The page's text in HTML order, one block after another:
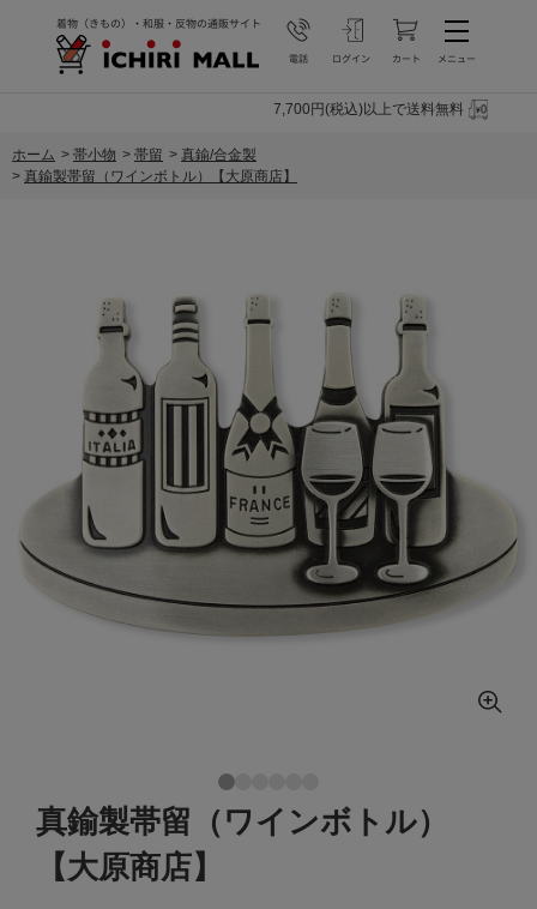
7,700円(税込)以上で送料無料
ホーム > 帯小物 > 帯留 > 真鍮/合金製
> 真鍮製帯留（ワインボトル）【大原商店】
真鍮製帯留（ワインボトル）
【大原商店】